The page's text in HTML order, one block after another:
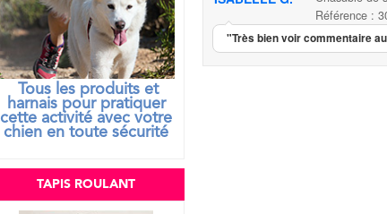
Tous les produits et
harnais pour pratiquer
cette activité avec votre
chien en toute sécurité
TAPIS ROULANT
Référence :
"Très bien voir commentaire